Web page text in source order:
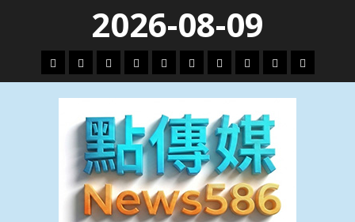
content
2026-08-09
頭
條
財
經
地
方.
會
文
教.
技
專
題
娛
樂
劇
政
治
國
際
運
動
生
活